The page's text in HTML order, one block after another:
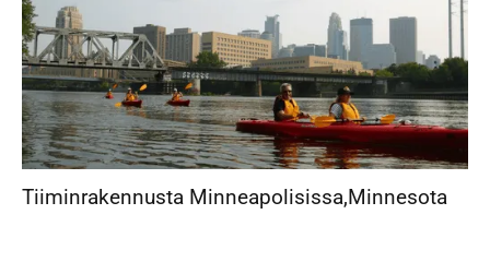
Tiiminrakennusta Minneapolisissa,Minnesota